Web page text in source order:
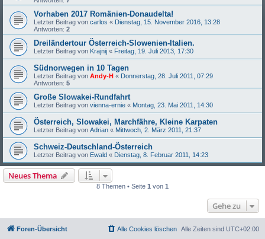
Vorhaben 2017 Romänien-Donaudelta!
Letzter Beitrag von carlos « Dienstag, 15. November 2016, 13:28
Antworten: 2
Dreiländertour Österreich-Slowenien-Italien.
Letzter Beitrag von Krajnij « Freitag, 19. Juli 2013, 17:30
Südnorwegen in 10 Tagen
Letzter Beitrag von Andy-H « Donnerstag, 28. Juli 2011, 07:29
Antworten: 5
Große Slowakei-Rundfahrt
Letzter Beitrag von vienna-ernie « Montag, 23. Mai 2011, 14:30
Österreich, Slowakei, Marchfähre, Kleine Karpaten
Letzter Beitrag von Adrian « Mittwoch, 2. März 2011, 21:37
Schweiz-Deutschland-Österreich
Letzter Beitrag von Ewald « Dienstag, 8. Februar 2011, 14:23
Neues Thema
8 Themen • Seite 1 von 1
Gehe zu
Foren-Übersicht Alle Zeiten sind UTC+02:00
Alle Cookies löschen